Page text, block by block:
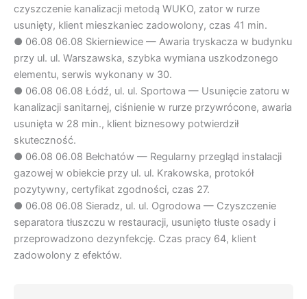
czyszczenie kanalizacji metodą WUKO, zator w rurze
usunięty, klient mieszkaniec zadowolony, czas 41 min.
● 06.08 06.08 Skierniewice — Awaria tryskacza w budynku
przy ul. ul. Warszawska, szybka wymiana uszkodzonego
elementu, serwis wykonany w 30.
● 06.08 06.08 Łódź, ul. ul. Sportowa — Usunięcie zatoru w
kanalizacji sanitarnej, ciśnienie w rurze przywrócone, awaria
usunięta w 28 min., klient biznesowy potwierdził
skuteczność.
● 06.08 06.08 Bełchatów — Regularny przegląd instalacji
gazowej w obiekcie przy ul. ul. Krakowska, protokół
pozytywny, certyfikat zgodności, czas 27.
● 06.08 06.08 Sieradz, ul. ul. Ogrodowa — Czyszczenie
separatora tłuszczu w restauracji, usunięto tłuste osady i
przeprowadzono dezynfekcję. Czas pracy 64, klient
zadowolony z efektów.